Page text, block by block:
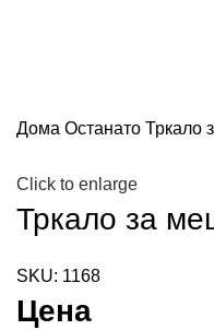
Дома Останато Тркало
Click to enlarge
Тркало за
SKU: 1168
Цена